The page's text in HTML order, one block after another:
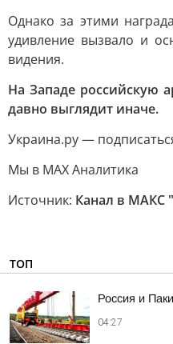
Однако за этими
удивление вызвало и
видения.
На Западе российскую
давно выглядит иначе.
Украина.ру —
Мы в MAX Аналитика
Источник: Канал в МАКС
ТОП
Россия и
04:27